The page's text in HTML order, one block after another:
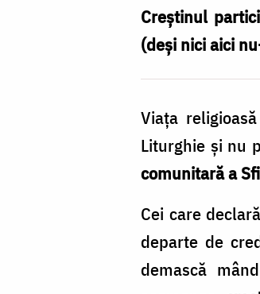
Creștinul
(deși nici aici
Viața
Liturghie și nu
comunitară a
Cei care declară
departe de
demască